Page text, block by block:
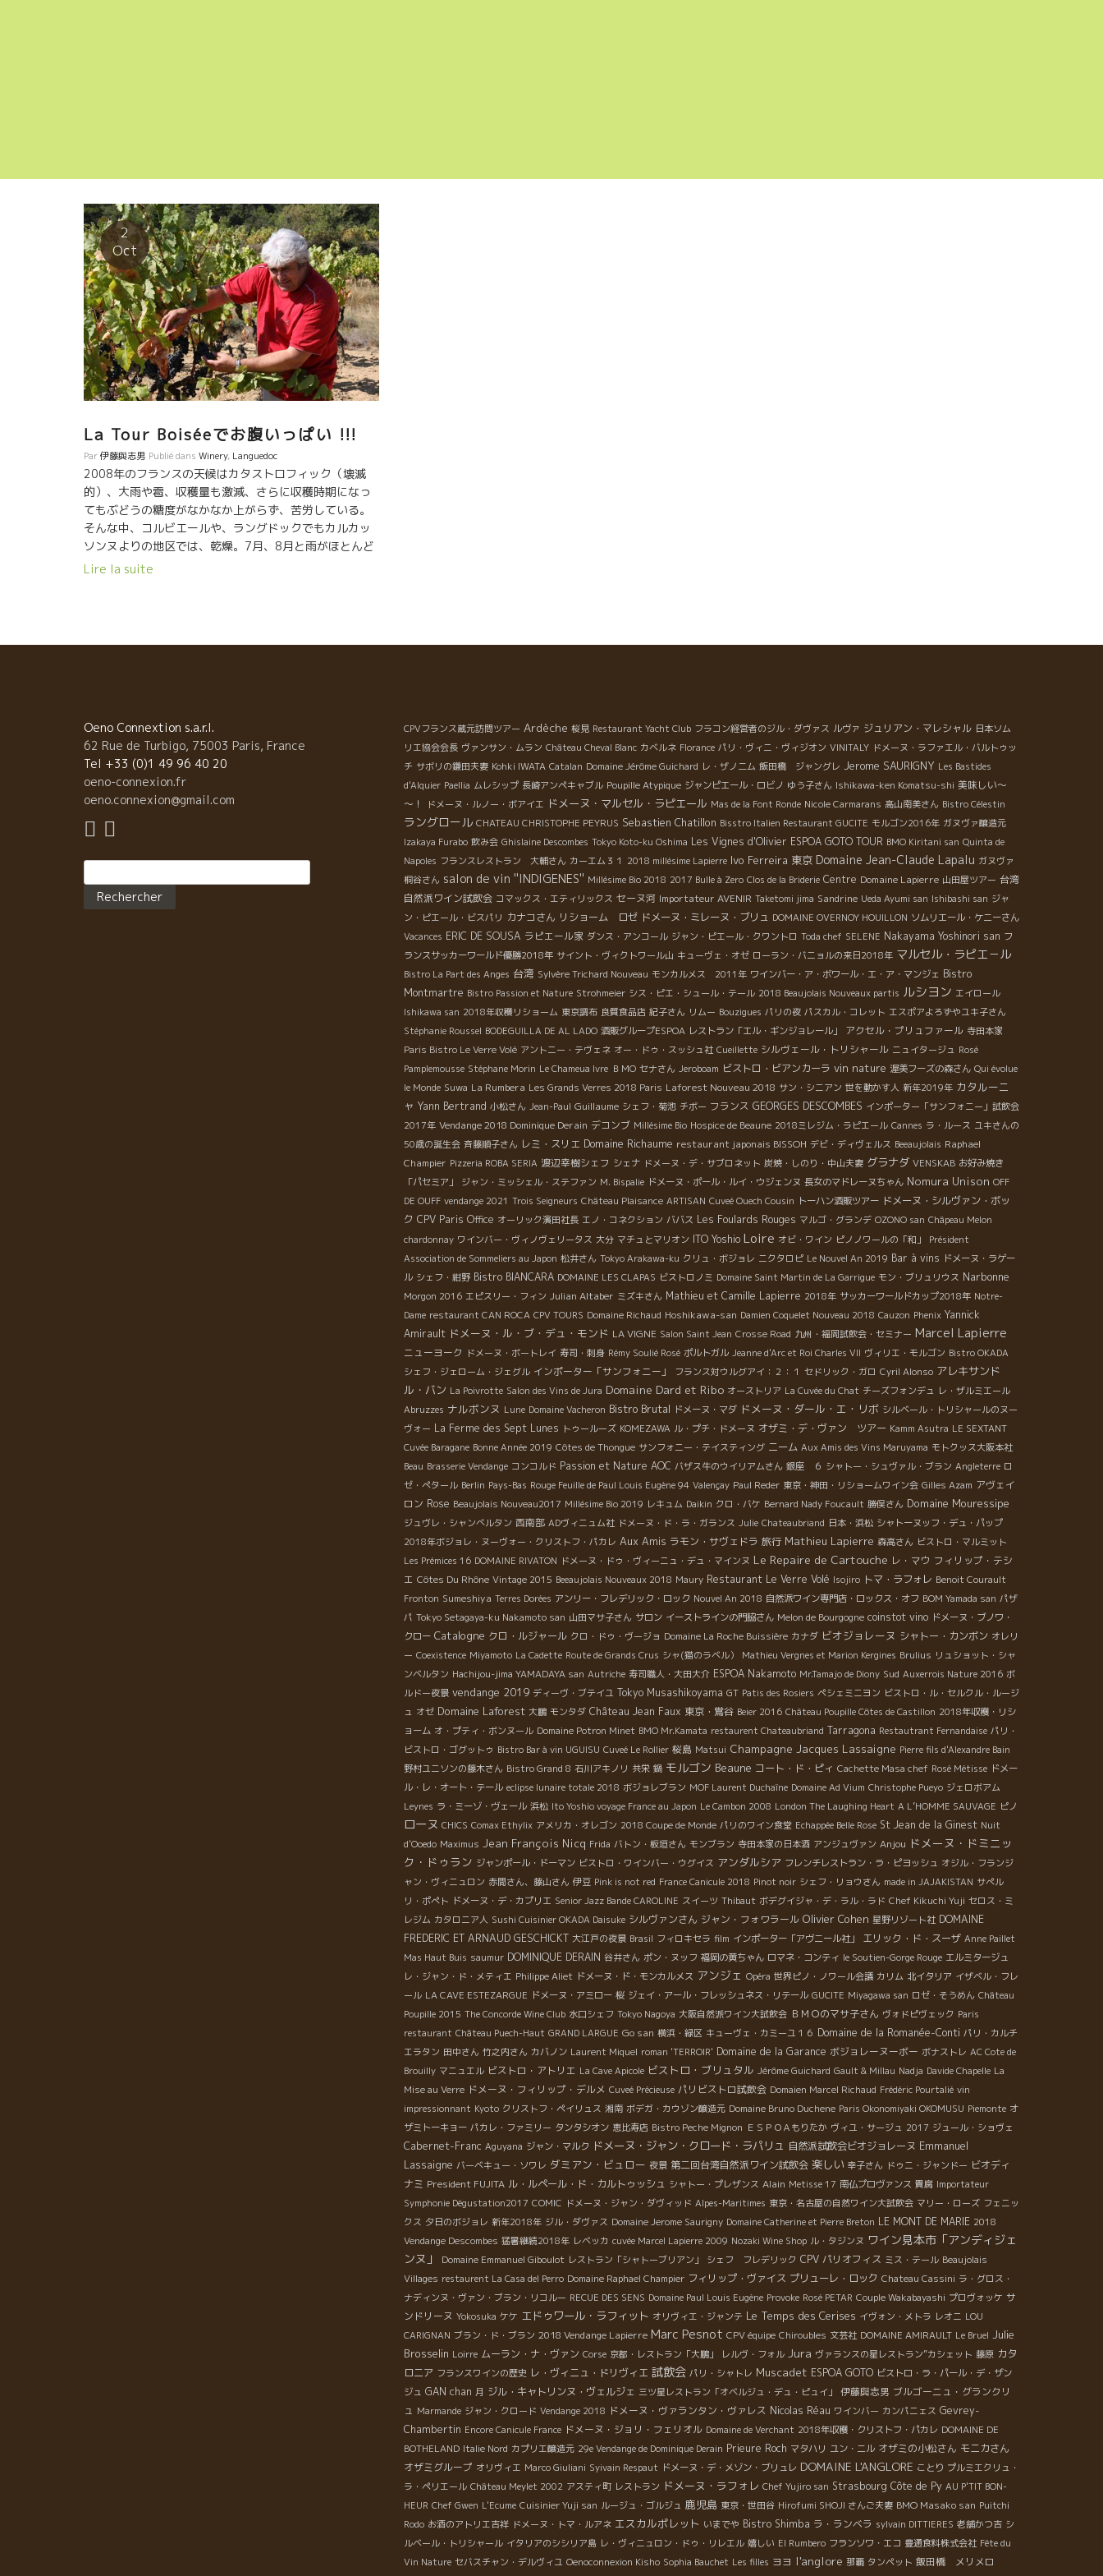
2
Oct
La Tour Boiséeでお腹いっぱい !!!
Par伊藤與志男 Publié dans Winery, Languedoc
2008年のフランスの天候はカタストロフィック（壊滅
的）、大雨や雹、収穫量も激減、さらに収穫時期になっ
てもぶどうの糖度がなかなか上がらず、苦労している。
そんな中、コルビエールや、ラングドックでもカルカッ
ソンヌよりの地区では、乾燥。7月、8月と雨がほとんど
降らなかったそうだ。 そういうわけで、今年も、La
都猿楽町29−18、ヒルサイドテラスB1 TEL :
03−3476−5025 今年のヌーヴォー（新種）を一足先に
試飲。 まだ、発酵が終わっておらず、残糖がある状態で
あったが、 今年のぶどうの熟度を感じる、果実味豊かな
出来であった。 ここから、マロラクテティック発酵が終
ウ品種は、メルロー70％、シラー30％。 プドーさん、
そのボリュームにびっくりするほどの料理。 毎年2月
に、日本のパッションさんのお店でカッスーレの夕べが
Lire la suite
Oeno Connextion s.a.r.l.
62 Rue de Turbigo, 75003 Paris, France
Tel +33 (0)1 49 96 40 20
oeno-connexion.fr
oeno.connexion@gmail.com
CPVフランス蔵元訪問ツアー Ardèche 桜見 Restaurant Yacht Club フラコン経営者のジル・ダヴァス ルヴァ ジュリアン・マレシャル 日本ソム
リエ協会会長 ヴァンサン・ムラン Château Cheval Blanc カベルネ Florance パリ・ヴィニ・ヴィジオン VINITALY ドメーヌ・ラファエル・バルトゥッ
チ サボリの鎌田夫妻 Kohki IWATA Catalan Domaine Jérôme Guichard レ・ザノ二ム 飯田橋 ジャングレ Jerome SAURIGNY Les Bastides
d'Alquier Paellia ムレシップ 長崎アンペキャブル Poupille Atypique ジャンピエール・ロビノ ゆう子さん Ishikawa-ken Komatsu-shi 美味しい～
～！
ドメーヌ・ルノー・ボアイエ ドメーヌ・マルセル・ラピエール Mas de la Font Ronde Nicole Carmarans 高山南美さん Bistro Célestin
ラングロール CHATEAU CHRISTOPHE PEYRUS Sebastien Chatillon Bisstro Italien Restaurant GUCITE モルゴン2016年 ガヌヴァ醸造元
Izakaya Furabo 飲み会 Ghislaine Descombes Tokyo Koto-ku Oshima Les Vignes d'Olivier ESPOA GOTO TOUR BMO Kiritani san Quinta de
Napoles フランスレストラン 大輔さん カーエム３１ 2018 millésime Lapierre Ivo Ferreira 東京 Domaine Jean-Claude Lapalu ガヌヴァ
桐谷さん salon de vin ''INDIGENES'' Millésime Bio 2018 2017 Bulle à Zero Clos de la Briderie Centre Domaine Lapierre 山田屋ツアー 台湾
自然派ワイン試飲会 コマックス・エティリックス セーヌ河 Importateur AVENIR Taketomi jima Sandrine Ueda Ayumi san Ishibashi san ジャ
ン・ピエール・ビスパリ カナコさん リショーム ロゼ ドメーヌ・ミレーヌ・ブリュ DOMAINE OVERNOY HOUILLON ソムリエール・ケニーさん
Vacances ERIC DE SOUSA ラピエール家 ダンス・アンコール ジャン・ピエール・クワントロ Toda chef SELENE Nakayama Yoshinori san フ
ランスサッカーワールド優勝2018年 サイント・ヴィクトワール山 キューヴェ・オゼ ローラン・バニョルの来日2018年 マルセル・ラピエ－ル
Bistro La Part des Anges 台湾 Sylvère Trichard Nouveau モンカルメス 2011年 ワインバー・ア・ボワール・エ・ア・マンジェ Bistro
Montmartre Bistro Passion et Nature Strohmeier シス・ピエ・シュール・テール 2018 Beaujolais Nouveaux partis ルシヨン エイロール
Ishikawa san 2018年収穫リショーム 東京調布 良質食品店 紀子さん リムー Bouzigues パリの夜 パスカル・コレット エスポアよろずやユキ子さん
Stéphanie Roussel BODEGUILLA DE AL LADO 酒販グループESPOA レストラン「エル・ギンジョレール」 アクセル・プリュファール 寺田本家
Paris Bistro Le Verre Volé アントニー・テヴェネ オー・ドゥ・スッシュ社 Cueillette シルヴェール・トリシャール ニュイタージュ Rosé
Pamplemousse Stéphane Morin Le Chameua Ivre ＢＭО セナさん Jeroboam ビストロ・ビアンカーラ vin nature 渥美フーズの森さん Qui évolue
le Monde Suwa La Rumbera Les Grands Verres 2018 Paris Laforest Nouveau 2018 サン・シニアン 世を動かす人 新年2019年 カタルーニ
ャ Yann Bertrand 小松さん Jean-Paul Guillaume シェフ・菊池 チボー フランス GEORGES DESCOMBES インポーター「サンフォニー」試飲会
2017年 Vendange 2018 Dominique Derain デコンブ Millésime Bio Hospice de Beaune 2018ミレジム・ラピエール Cannes ラ・ルース ユキさんの
50歳の誕生会 斉藤順子さん レミ・スリエ Domaine Richaume restaurant japonais BISSOH デビ・ディヴェルス Beeaujolais Raphael
Champier Pizzeria ROBA SERIA 渡辺幸樹シェフ シェナ ドメーヌ・デ・サブロネット 炭焼・しのり・中山夫妻 グラナダ VENSKAB お好み焼き
「パセミア」
ジャン・ミッシェル・ステファン M. Bispalie ドメーヌ・ポール・ルイ・ウジェンヌ 長女のマドレーヌちゃん Nomura Unison OFF
DE OUFF vendange 2021 Trois Seigneurs Château Plaisance ARTISAN Cuveé Ouech Cousin トーハン酒販ツアー ドメーヌ・シルヴァン・ボッ
ク CPV Paris Office オーリック濱田社長 エノ・コネクション ババス Les Foulards Rouges マルゴ・グランデ OZONO san Châpeau Melon
chardonnay ワインバー・ヴィノヴェリータス 大分 マチュとマリオン ITO Yoshio Loire オビ・ワイン ピノノワールの「和」
Président
Association de Sommeliers au Japon 松井さん Tokyo Arakawa-ku クリュ・ボジョレ ニクタロピ Le Nouvel An 2019 Bar à vins ドメーヌ・ラゲー
ル シェフ・紺野 Bistro BIANCARA DOMAINE LES CLAPAS ビストロノミ Domaine Saint Martin de La Garrigue モン・ブリュリウス Narbonne
Morgon 2016 エピスリー・フィン Julian Altaber ミズキさん Mathieu et Camille Lapierre 2018年 サッカーワールドカップ2018年 Notre-
Dame restaurant CAN ROCA CPV TOURS Domaine Richaud Hoshikawa-san Damien Coquelet Nouveau 2018 Cauzon Phenix Yannick
Amirault ドメーヌ・ル・ブ・デュ・モンド LA VIGNE Salon Saint Jean Crosse Road 九州・福岡試飲会・セミナー Marcel Lapierre
ニューヨーク ドメーヌ・ボートレイ 寿司・刺身 Rémy Soulié Rosé ポルトガル Jeanne d'Arc et Roi Charles VII ヴィリエ・モルゴン Bistro OKADA
シェフ・ジェローム・ジェグル インポーター「サンフォニー」 フランス対ウルグアイ：２：１ セドリック・ガロ Cyril Alonso アレキサンド
ル・バン La Poivrotte Salon des Vins de Jura Domaine Dard et Ribo オーストリア La Cuvée du Chat チーズフォンデュ レ・ザルミエール
Abruzzes ナルボンヌ Lune Domaine Vacheron Bistro Brutal ドメーヌ・マダ ドメーヌ・ダール・エ・リボ シルベール・トリシャールのヌー
ヴォー La Ferme des Sept Lunes トゥールーズ KOMEZAWA ル・プチ・ドメーヌ オザミ・デ・ヴァン ツアー Kamm Asutra LE SEXTANT
Cuvée Baragane Bonne Année 2019 Côtes de Thongue サンフォニー・テイスティング ニーム Aux Amis des Vins Maruyama モトクッス大阪本社
Beau Brasserie Vendange コンコルド Passion et Nature AOC バザス牛のウイリアムさん 銀座 ６ シャトー・シュヴァル・ブラン Angleterre ロ
ゼ・ぺタール Berlin Pays-Bas Rouge Feuille de Paul Louis Eugène 94 Valençay Paul Reder 東京・神田・リショームワイン会 Gilles Azam アヴェイ
ロン Rose Beaujolais Nouveau2017 Millésime Bio 2019 レキュム Daikin クロ・バケ Bernard Nady Foucault 勝俣さん Domaine Mouressipe
ジュヴレ・シャンべルタン 西南部 ADヴィニュム社 ドメーヌ・ド・ラ・ガランス Julie Chateaubriand 日本・浜松 シャトーヌッフ・デュ・パップ
2018年ボジョレ・ヌーヴォー・クリストフ・パカレ Aux Amis ラモン・サヴェドラ 旅行 Mathieu Lapierre 森高さん ビストロ・マルミット
Les Prémices 16 DOMAINE RIVATON ドメーヌ・ドゥ・ヴィーニュ・デュ・マインヌ Le Repaire de Cartouche レ・マウ フィリップ・テシ
エ Côtes Du Rhône Vintage 2015 Beeaujolais Nouveaux 2018 Maury Restaurant Le Verre Volé Isojiro トマ・ラフォレ Benoit Courault
Fronton Sumeshiya Terres Dorées アンリー・フレデリック・ロック Nouvel An 2018 自然派ワイン専門店・ロックス・オフ BOM Yamada san パザ
パ Tokyo Setagaya-ku Nakamoto san 山田マサ子さん サロン イーストラインの門脇さん Melon de Bourgogne coinstot vino ドメーヌ・ブノワ・
クロー Catalogne クロ・ルジャール クロ・ドゥ・ヴージョ Domaine La Roche Buissière カナダ ビオジョレーヌ シャトー・カンボン オレリ
ー Coexistence Miyamoto La Cadette Route de Grands Crus シャ(猫のラベル） Mathieu Vergnes et Marion Kergines Brulius リュショット・シャ
ンベルタン Hachijou-jima YAMADAYA san Autriche 寿司職人・大田大介 ESPOA Nakamoto Mr.Tamajo de Diony Sud Auxerrois Nature 2016 ボ
ルドー夜景 vendange 2019 ディーヴ・ブテイユ Tokyo Musashikoyama GT Patis des Rosiers ペシェミニヨン ビストロ・ル・セルクル・ルージ
ュ オゼ Domaine Laforest 大鵬 モンタダ Château Jean Faux 東京・鴬谷 Beier 2016 Château Poupille Côtes de Castillon 2018年収穫・リシ
ョーム オ・プティ・ボンヌール Domaine Potron Minet BMO Mr.Kamata restaurent Chateaubriand Tarragona Restautrant Fernandaise パリ・
ビストロ・ゴグットゥ Bistro Bar à vin UGUISU Cuveé Le Rollier 桜島 Matsui Champagne Jacques Lassaigne Pierre fils d'Alexandre Bain
野村ユニソンの藤木さん Bistro Grand 8 石川アキノリ 共栄 鍋 モルゴン Beaune コート・ド・ピィ Cachette Masa chef Rosé Métisse ドメー
ル・レ・オート・テール eclipse lunaire totale 2018 ボジョレブラン MOF Laurent Duchaîne Domaine Ad Vium Christophe Pueyo ジェロボアム
Leynes ラ・ミーゾ・ヴェール 浜松 Ito Yoshio voyage France au Japon Le Cambon 2008 London The Laughing Heart A L’HOMME SAUVAGE ピノ
ローヌ CHICS Comax Ethylix アメリカ・オレゴン 2018 Coupe de Monde パリのワイン食堂 Echappée Belle Rose St Jean de la Ginest Nuit
d'Ooedo Maximus Jean François Nicq Frida バトン・板垣さん モンブラン 寺田本家の日本酒 アンジュヴァン Anjou ドメーヌ・ドミニッ
ク・ドゥラン ジャンポール・ドーマン ビストロ・ワインバー・ウグイス アンダルシア フレンチレストラン・ラ・ピヨッシュ オジル・フランジ
ャン・ヴィニュロン 赤間さん、藤山さん 伊豆 Pink is not red France Canicule 2018 Pinot noir シェフ・リョウさん made in JAJAKISTAN サぺル
リ・ポぺト ドメーヌ・デ・カプリエ Senior Jazz Bande CAROLINE スイーツ Thibaut ボデグイジャ・デ・ラル・ラド Chef Kikuchi Yuji セロス・ミ
レジム カタロニア人 Sushi Cuisinier OKADA Daisuke シルヴァンさん ジャン・フォワラール Olivier Cohen 星野リゾート社 DOMAINE
FREDERIC ET ARNAUD GESCHICKT 大江戸の夜景 Brasil フィロキセラ film インポーター「アヴニール社」 エリック・ド・スーザ Anne Paillet
Mas Haut Buis saumur DOMINIQUE DERAIN 谷井さん ポン・ヌッフ 福岡の黄ちゃん ロマネ・コンティ le Soutien-Gorge Rouge エルミタージュ
レ・ジャン・ド・メティエ Philippe Aliet ドメーヌ・ド・モンカルメス アンジェ Opéra 世界ピノ・ノワール会議 カリム 北イタリア イザベル・フレ
ール LA CAVE ESTEZARGUE ドメーヌ・アミロー 桜 ジェイ・アール・フレッシュネス・リテール GUCITE Miyagawa san ロゼ・そうめん Château
Poupille 2015 The Concorde Wine Club 水口シェフ Tokyo Nagoya 大阪自然派ワイン大試飲会 ＢＭＯのマサ子さん ヴォドピヴェック Paris
restaurant Château Puech-Haut GRAND LARGUE Go san 横浜・緑区 キューヴェ・カミーユ１６ Domaine de la Romanée-Conti パリ・カルチ
エラタン 田中さん 竹之内さん カバノン Laurent Miquel roman 'TERROIR' Domaine de la Garance ボジョレーヌーボー ボナストレ AC Cote de
Brouilly マニュエル ビストロ・アトリエ La Cave Apicole ビストロ・ブリュタル Jérôme Guichard Gault & Millau Nadja Davide Chapelle La
Mise au Verre ドメーヌ・フィリップ・デルメ Cuveé Précieuse パリビストロ試飲会 Domaien Marcel Richaud Frédéric Pourtalié vin
impressionnant Kyoto クリストフ・ペイリュス 湘南 ボデガ・カウゾン醸造元 Domaine Bruno Duchene Paris Okonomiyaki OKOMUSU Piemonte オ
ザミトーキョー パカレ・ファミリー タンタシオン 恵比寿店 Bistro Peche Mignon ＥＳＰＯＡもりたか ヴィユ・サージュ 2017 ジュール・ショヴェ
Cabernet-Franc Aguyana ジャン・マルク ドメーヌ・ジャン・クロード・ラパリュ 自然派試飲会ビオジョレーヌ Emmanuel
Lassaigne バーベキュー・ソワレ ダミアン・ビュロー 夜景 第二回台湾自然派ワイン試飲会 楽しい 幸子さん ドゥニ・ジャンドー ビオディ
ナミ President FUJITA ル・ルペール・ド・カルトゥッシュ シャトー・プレザンス Alain Metisse 17 南仏プロヴァンス 貴腐 Importateur
Symphonie Dégustation2017 COMIC ドメーヌ・ジャン・ダヴィッド Alpes-Maritimes 東京・名古屋の自然ワイン大試飲会 マリー・ローズ フェニッ
クス 夕日のボジョレ 新年2018年 ジル・ダヴァス Domaine Jerome Saurigny Domaine Catherine et Pierre Breton LE MONT DE MARIE 2018
Vendange Descombes 猛暑継続2018年 レベッカ cuvée Marcel Lapierre 2009 Nozaki Wine Shop ル・タジンヌ ワイン見本市「アンディジェ
ンヌ」
Domaine Emmanuel Giboulot レストラン「シャトーブリアン」 シェフ フレデリック CPV パリオフィス ミス・テール Beaujolais
Villages restaurent La Casa del Perro Domaine Raphael Champier フィリップ・ヴァイス プリューレ・ロック Chateau Cassini ラ・グロス・
ナディンヌ・ヴァン・ブラン・リコルー RECUE DES SENS Domaine Paul Louis Eugène Provoke Rosé PETAR Couple Wakabayashi プロヴォッケ サ
ンドリーヌ Yokosuka ケケ エドゥワール・ラフィット オリヴィエ・ジャンテ Le Temps des Cerises イヴォン・メトラ レオニ LOU
CARIGNAN ブラン・ド・ブラン 2018 Vendange Lapierre Marc Pesnot CPV équipe Chiroubles 文芸社 DOMAINE AMIRAULT Le Bruel Julie
Brosselin Loirre ムーラン・ナ・ヴァン Corse 京都・レストラン「大鵬」 レルヴ・フォル Jura ヴァランスの星レストラン”カシェット 藤原 カタ
ロニア フランスワインの歴史 レ・ヴィニュ・ドリヴィエ 試飲会 パリ・シャトレ Muscadet ESPOA GOTO ビストロ・ラ・パール・デ・ザン
ジュ GAN chan 月 ジル・キャトリンヌ・ヴェルジェ 三ツ星レストラン「オベルジュ・デュ・ピュイ」 伊藤與志男 ブルゴーニュ・グランクリ
ュ Marmande ジャン・クロード Vendange 2018 ドメーヌ・ヴァランタン・ヴァレス Nicolas Réau ワインバー カンパニェス Gevrey-
Chambertin Encore Canicule France ドメーヌ・ジョリ・フェリオル Domaine de Verchant 2018年収穫・クリストフ・パカレ DOMAINE DE
BOTHELAND Italie Nord カプリエ醸造元 29e Vendange de Dominique Derain Prieure Roch マタハリ ユン・ニル オザミの小松さん モニカさん
オザミグループ オリヴィエ Marco Giuliani Syivain Respaut ドメーヌ・デ・メゾン・ブリュレ DOMAINE L'ANGLORE ことり プルミエクリュ・
ラ・ペリエール Château Meylet 2002 アスティ町 レストラン ドメーヌ・ラフォレ Chef Yujiro san Strasbourg Côte de Py AU P'TIT BON-
HEUR Chef Gwen L'Ecume Cuisinier Yuji san ルージュ・ゴルジュ 鹿児島 東京・世田谷 Hirofumi SHOJI さんご夫妻 BMO Masako san Puitchi
Rodo お酒のアトリエ吉祥 ドメーヌ・トマ・ルアネ エスカルポレット いまでや Bistro Shimba ラ・ランベラ sylvain DITTIERES 老舗かつ吉 シ
ルベール・トリシャール イタリアのシシリア島 レ・ヴィニュロン・ドゥ・リレエル 嬉しい El Rumbero フランソワ・エコ 豊通食料株式会社 Fête du
Vin Nature セバスチャン・デルヴィユ Oenoconnexion Kisho Sophia Bauchet Les filles ヨヨ l'anglore 那覇 タンペット 飯田橋 メリメロ